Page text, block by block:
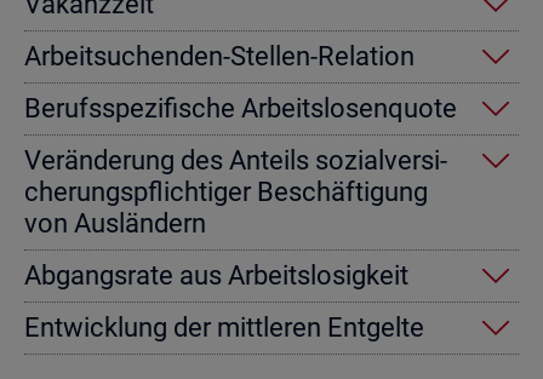
Ar­beit­su­chen­den-Stel­len-Re­la­ti­on
Be­rufs­spe­zi­fi­sche Ar­beits­lo­sen­quo­te
Ver­än­de­rung des An­teils so­zi­al­ver­si­
che­rungs­pflich­ti­ger Be­schäf­ti­gung
von Aus­län­dern
Ab­gangs­ra­te aus Ar­beits­lo­sig­keit
Ent­wick­lung der mitt­le­ren Ent­gel­te